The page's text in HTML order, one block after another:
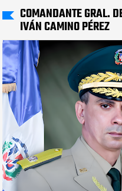
COMANDANTE GRAL.
IVÁN CAMINO PÉREZ